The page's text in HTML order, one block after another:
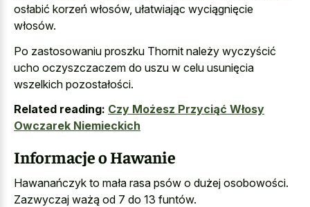
osłabić korzeń włosów, ułatwiając wyciągnięcie
włosów.
Po zastosowaniu proszku Thornit należy wyczyścić
ucho oczyszczaczem do uszu w celu usunięcia
wszelkich pozostałości.
Related reading: Czy Możesz Przyciąć Włosy
Owczarek Niemieckich
Informacje o Hawanie
Hawanańczyk to mała rasa psów o dużej osobowości.
Zazwyczaj ważą od 7 do 13 funtów.